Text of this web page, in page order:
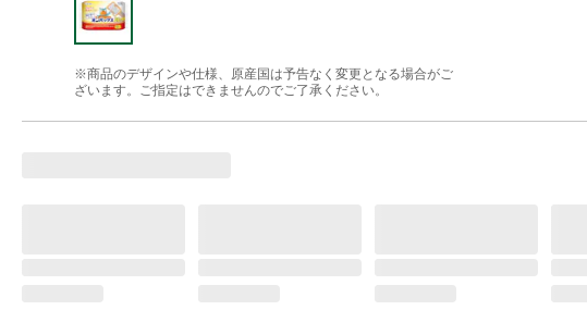
※商品のデザインや仕様、原産国は予告なく変更となる場合がご
ざいます。ご指定はできませんのでご了承ください。